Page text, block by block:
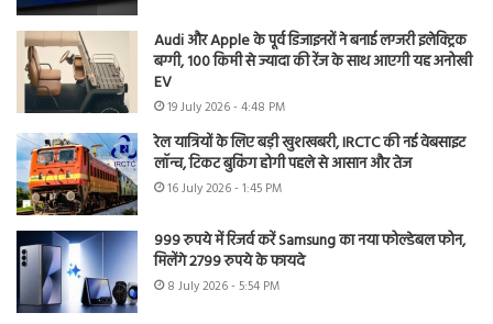
Audi और Apple के पूर्व डिजाइनरों ने बनाई लग्जरी इलेक्ट्रिक
बग्गी, 100 किमी से ज्यादा की रेंज के साथ आएगी यह अनोखी
EV
19 July 2026 - 4:48 PM
रेल यात्रियों के लिए बड़ी खुशखबरी, IRCTC की नई वेबसाइट
लॉन्च, टिकट बुकिंग होगी पहले से आसान और तेज
16 July 2026 - 1:45 PM
999 रुपये में रिजर्व करें Samsung का नया फोल्डेबल फोन,
मिलेंगे 2799 रुपये के फायदे
8 July 2026 - 5:54 PM